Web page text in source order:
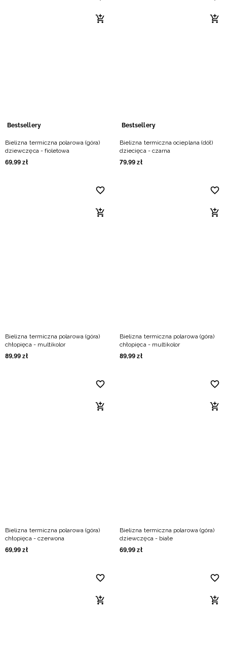
Bestsellery
Bielizna termiczna polarowa (góra)
dziewczęca - fioletowa
69,99 zł
Bestsellery
Bielizna termiczna ocieplana (dół)
dziecięca - czarna
79,99 zł
Bielizna termiczna polarowa (góra)
chłopięca - multikolor
89,99 zł
Bielizna termiczna polarowa (góra)
chłopięca - multikolor
89,99 zł
Bielizna termiczna polarowa (góra)
chłopięca - czerwona
69,99 zł
Bielizna termiczna polarowa (góra)
dziewczęca - białe
69,99 zł